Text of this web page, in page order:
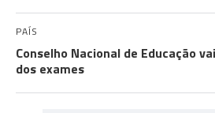
PAÍS
Conselho Nacional de Educação
dos exames